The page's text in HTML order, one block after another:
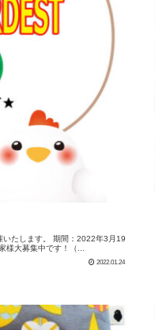
いたします。 期間：2022年3月19
大募集中です！（...
2022.01.24